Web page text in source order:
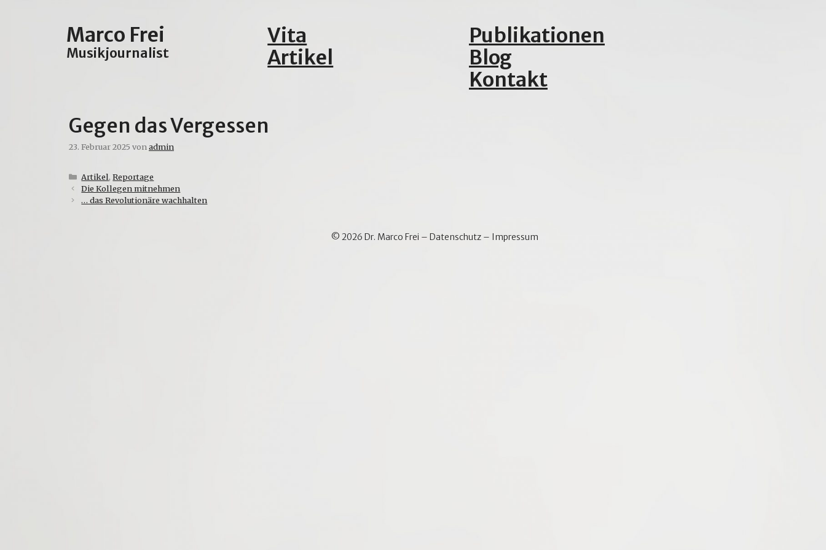
Marco Frei
Musikjournalist
Vita
Artikel
Publikationen
Blog
Kontakt
Gegen das Vergessen
23. Februar 2025 von admin
Kategorien
Artikel,Reportage
Die Kollegen mitnehmen
… das Revolutionäre wachhalten
© 2026 Dr. Marco Frei – Datenschutz– Impressum